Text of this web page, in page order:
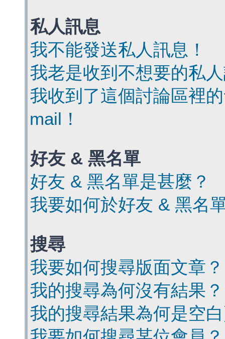
私人訊息
我不能發送私人訊息！
我老是收到不想要的私
我收到了這個討論區裡
mail！
好友 & 黑名單
好友 & 黑名單是甚麼？
我要如何於好友 & 黑名
搜尋
我要如何搜尋版面文章？
我的搜尋為何沒有結果？
我的搜尋結果為何是空